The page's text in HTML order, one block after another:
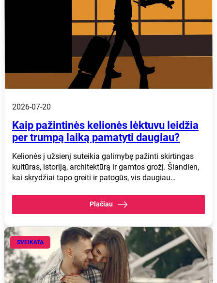
2026-07-20
Kaip pažintinės kelionės lėktuvu leidžia
per trumpą laiką pamatyti daugiau?
Kelionės į užsienį suteikia galimybę pažinti skirtingas
kultūras, istoriją, architektūrą ir gamtos grožį. Šiandien,
kai skrydžiai tapo greiti ir patogūs, vis daugiau…
Plačiau
SVEIKATA